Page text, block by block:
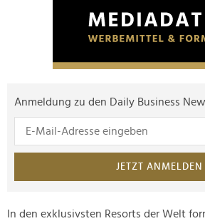
Anmeldung zu den Daily Business
JETZT ANMELDEN
In den exklusivsten Resorts der Welt